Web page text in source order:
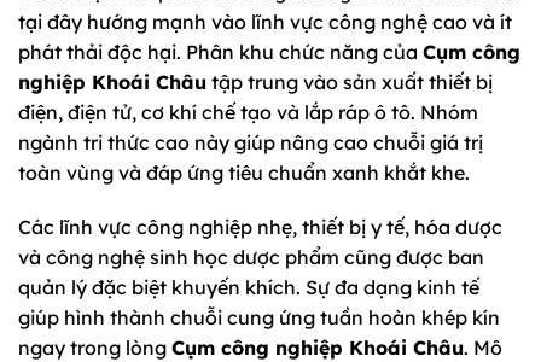
tại đây hướng mạnh vào lĩnh vực công nghệ cao và ít
phát thải độc hại. Phân khu chức năng của Cụm công
nghiệp Khoái Châu tập trung vào sản xuất thiết bị
điện, điện tử, cơ khí chế tạo và lắp ráp ô tô. Nhóm
ngành tri thức cao này giúp nâng cao chuỗi giá trị
toàn vùng và đáp ứng tiêu chuẩn xanh khắt khe.
Các lĩnh vực công nghiệp nhẹ, thiết bị y tế, hóa dược
và công nghệ sinh học dược phẩm cũng được ban
quản lý đặc biệt khuyến khích. Sự đa dạng kinh tế
giúp hình thành chuỗi cung ứng tuần hoàn khép kín
ngay trong lòng Cụm công nghiệp Khoái Châu. Mô